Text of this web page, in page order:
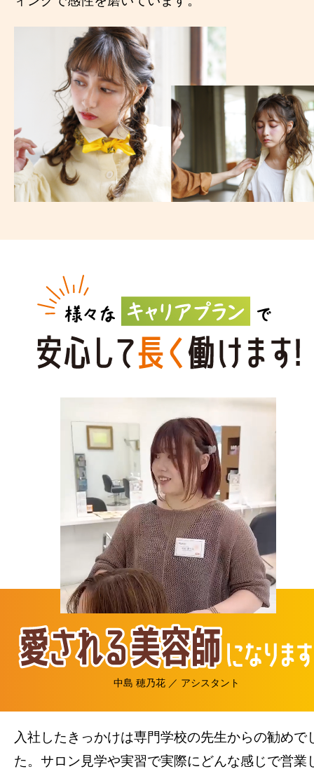
中島 穂乃花 ／ アシスタント
入社したきっかけは専門学校の先生からの勧めで
た。サロン見学や実習で実際にどんな感じで営業